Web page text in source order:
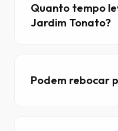
Quanto tempo
Jardim Tonato?
Podem rebocar